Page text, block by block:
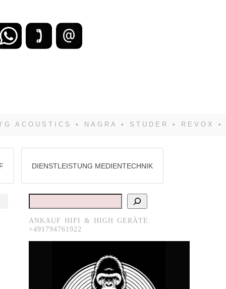
DIENSTLEISTUNG MEDIENTECHNIK
Suchen
ANKAUF HIFI & HIGH GERÄTE:
+491794761922